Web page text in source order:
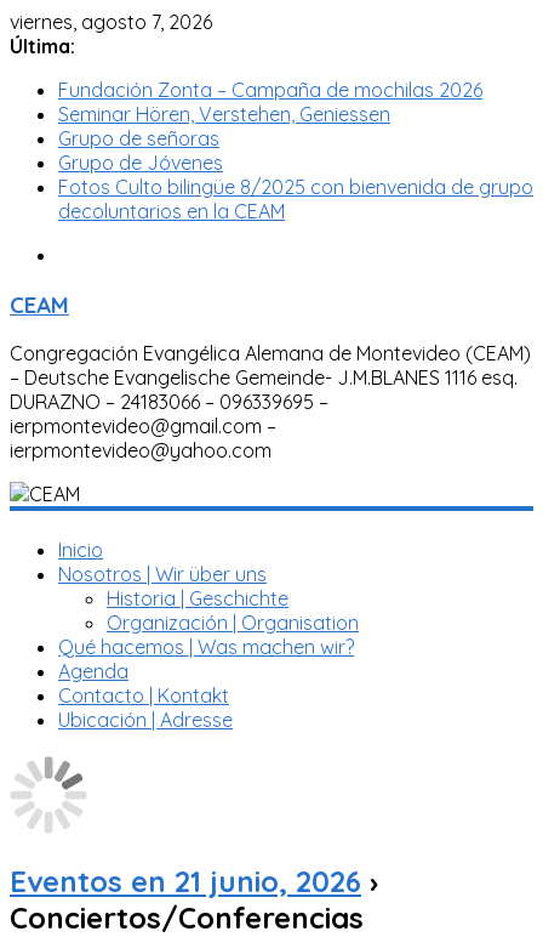
viernes, agosto 7, 2026
Última:
Fundación Zonta – Campaña de mochilas 2026
Seminar Hören, Verstehen, Geniessen
Grupo de señoras
Grupo de Jóvenes
Fotos Culto bilingüe 8/2025 con bienvenida de grupo
decoluntarios en la CEAM
CEAM
Congregación Evangélica Alemana de Montevideo (CEAM)
– Deutsche Evangelische Gemeinde- J.M.BLANES 1116 esq.
DURAZNO – 24183066 – 096339695 –
ierpmontevideo@gmail.com –
ierpmontevideo@yahoo.com
Inicio
Nosotros | Wir über uns
Historia | Geschichte
Organización | Organisation
Qué hacemos | Was machen wir?
Agenda
Contacto | Kontakt
Ubicación | Adresse
Eventos en 21 junio, 2026 ›
Conciertos/Conferencias